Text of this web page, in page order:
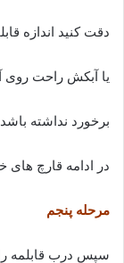
دقت کنید اندازه
یا آبکش راحت روی
برخورد نداشته
در ادامه قارچ
مرحله پنجم
سپس درب قابلمه